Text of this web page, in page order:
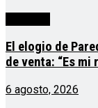
El elogio de
de venta: “Es mi
6 agosto, 2026